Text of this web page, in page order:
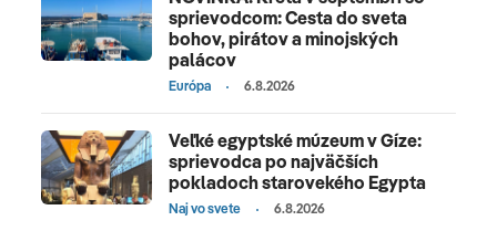
sprievodcom: Cesta do sveta
bohov, pirátov a minojských
palácov
Európa 6.8.2026
Veľké egyptské múzeum v Gíze:
sprievodca po najväčších
pokladoch starovekého Egypta
Naj vo svete 6.8.2026